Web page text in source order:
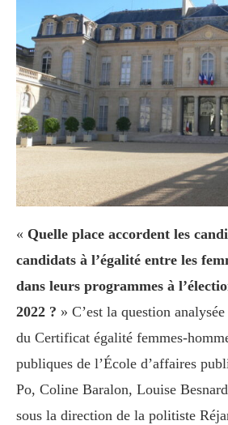
« Quelle place accordent les
candidats à l’égalité entre les
dans leurs programmes à
2022 ? » C’est la question
du Certificat égalité femmes-
publiques de l’École d’affaires
Po, Coline Baralon, Louise
sous la direction de la politiste